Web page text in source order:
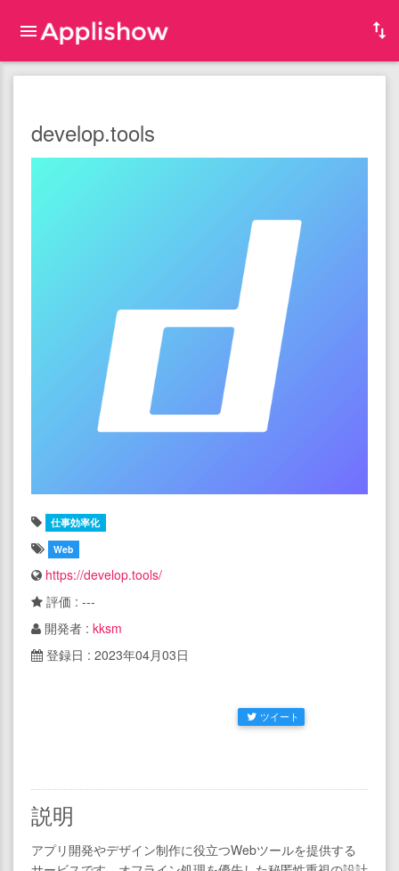
develop.tools
仕事効率化
Web
https://develop.tools/
評価 : ---
開発者 : kksm
登録日 : 2023年04月03日
ツイート
説明
アプリ開発やデザイン制作に役立つWebツールを提供する